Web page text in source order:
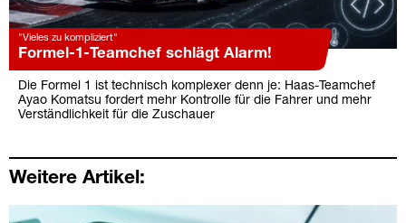
"Vieles zu kompliziert"
Formel-1-Teamchef schlägt Alarm!
Die Formel 1 ist technisch komplexer denn je: Haas-Teamchef
Ayao Komatsu fordert mehr Kontrolle für die Fahrer und mehr
Verständlichkeit für die Zuschauer
Weitere Artikel: